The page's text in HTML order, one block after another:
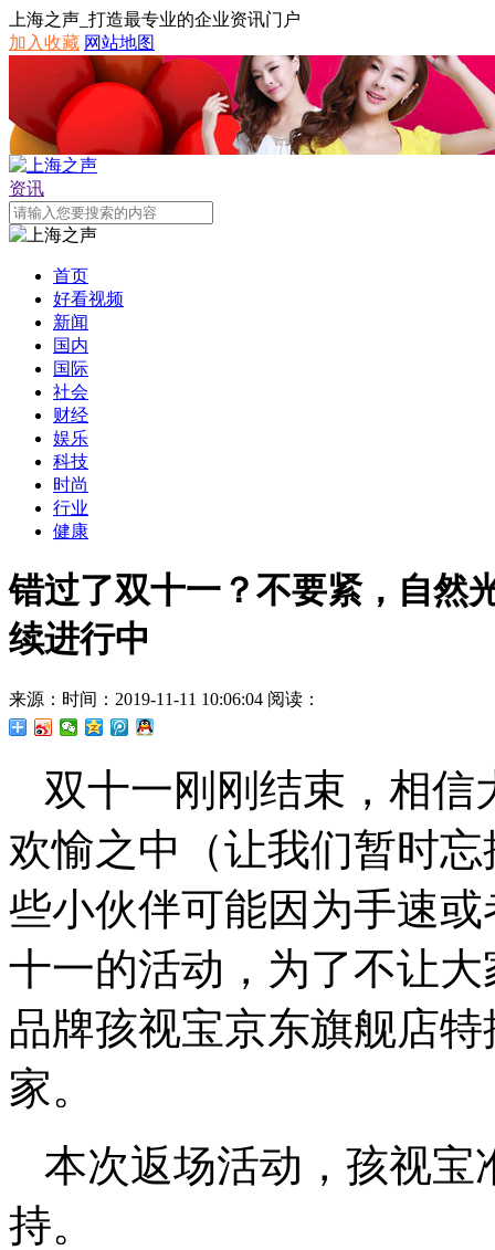
上海之声_打造最专业的企业资讯门户
加入收藏 网站地图
资讯
首页
好看视频
新闻
国内
国际
社会
财经
娱乐
科技
时尚
行业
健康
错过了双十一？不要紧，自然
续进行中
来源： 时间：2019-11-11 10:06:04 阅读：
双十一刚刚结束，相信
欢愉之中（让我们暂时
些小伙伴可能因为手速
十一的活动，为了不让
品牌孩视宝京东旗舰店
家。
本次返场活动，孩视宝
持。